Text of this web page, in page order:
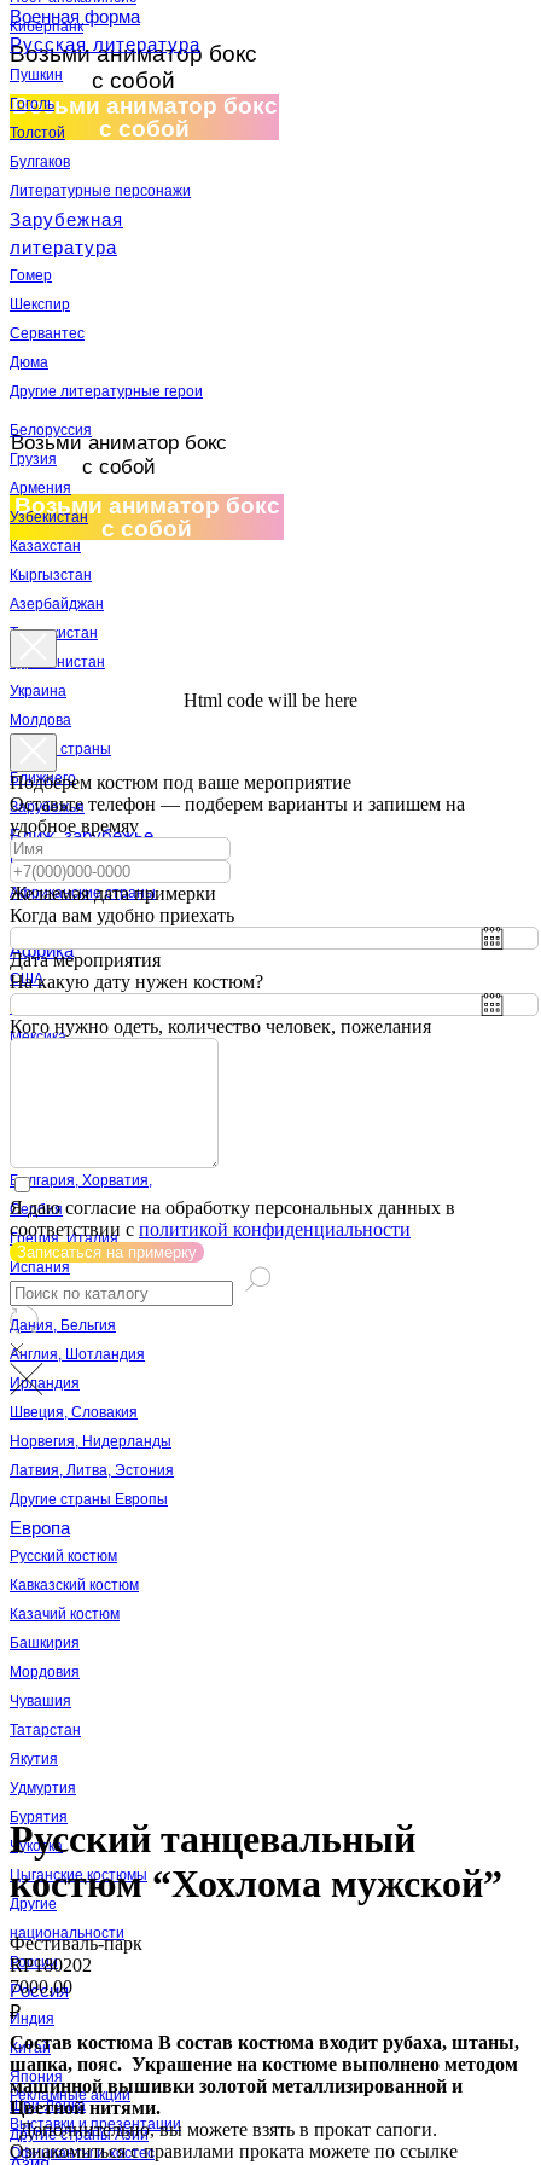
Киберпанк
Возьми аниматор бокс
с собой
Возьми аниматор бокс
с собой
Военная форма
Русская литература
Пушкин
Гоголь
Толстой
Булгаков
Литературные персонажи
Зарубежная
литература
Гомер
Шекспир
Сервантес
Дюма
Другие литературные герои
Возьми аниматор бокс
с собой
Возьми аниматор бокс
с собой
Белоруссия
Грузия
Армения
Узбекистан
Казахстан
Кыргызстан
Азербайджан
Таджикистан
Туркменистан
Украина
Молдова
Другие страны
Ближнего
Зарубежья
Ближ. зарубежье
Египет
Африканские страны
Африка
США
Мексика
Болгария, Хорватия,
Сербия
Греция, Италия
Испания
Франция
Дания, Бельгия
Англия, Шотландия
Ирландия
Швеция, Словакия
Норвегия, Нидерланды
Латвия, Литва, Эстония
Другие страны Европы
Европа
Русский костюм
Кавказский костюм
Казачий костюм
Башкирия
Мордовия
Чувашия
Татарстан
Якутия
Удмуртия
Бурятия
Чукотка
Цыганские костюмы
Другие
национальности
России
Россия
Индия
Китай
Япония
Шри-Ланка
Другие страны Азии
Рекламные акции
Выставки и презентации
Официанты и хостес
Html code will be here
Подберем костюм под ваше мероприятие
Оставьте телефон — подберем варианты и запишем на
удобное времяv
Желаемая дата примерки
Когда вам удобно приехать
Дата мероприятия
На какую дату нужен костюм?
Кого нужно одеть, количество человек, пожелания
Я даю согласие на обработку персональных данных в
соответствии с политикой конфиденциальности
Записаться на примерку
Русский танцевальный
костюм “Хохлома мужской”
Фестиваль-парк
RP180202
7000,00
₽
Состав костюма В состав костюма входит рубаха, штаны,
шапка, пояс. Украшение на костюме выполнено методом
машинной вышивки золотой металлизированной и
Цветной нитями.
Дополнительно, вы можете взять в прокат сапоги.
Ознакомиться с правилами проката можете по ссылке